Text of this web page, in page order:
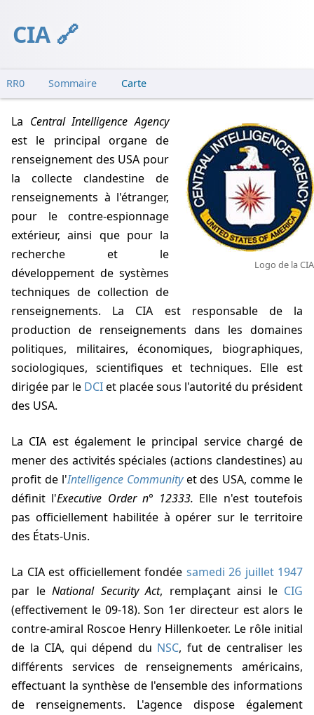
CIA
RR0 Sommaire
Ufo flap
Prise de conscience
Commission Robertson
Carte
Logo de la CIA
La Central Intelligence Agency
est le principal organe de
renseignement des USA pour
la collecte clandestine de
renseignements à l'étranger,
pour le contre-espionnage
extérieur, ainsi que pour la
recherche et le
développement de systèmes
techniques de collection de
renseignements. La CIA est responsable de la
production de renseignements dans les domaines
politiques, militaires, économiques, biographiques,
sociologiques, scientifiques et techniques. Elle est
dirigée par le DCIet placée sous l'autorité du président
des USA.
La CIA est également le principal service chargé de
mener des activités spéciales (actions clandestines) au
profit de l'Intelligence Communityet des USA, comme le
définit l'Executive Order n° 12333. Elle n'est toutefois
pas officiellement habilitée à opérer sur le territoire
des États-Unis.
La CIA est officiellement fondée samedi 26 juillet 1947
par le National Security Act, remplaçant ainsi le CIG
(effectivement le 09-18). Son 1er directeur est alors le
contre-amiral Roscoe Henry Hillenkoeter. Le rôle initial
de la CIA, qui dépend du NSC, fut de centraliser les
différents services de renseignements américains,
effectuant la synthèse de l'ensemble des informations
de renseignements. L'agence dispose également